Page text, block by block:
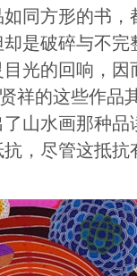
同方形的书
是破碎与不
光的回响，
祥的这些作品
山水画那种
，尽管这抵